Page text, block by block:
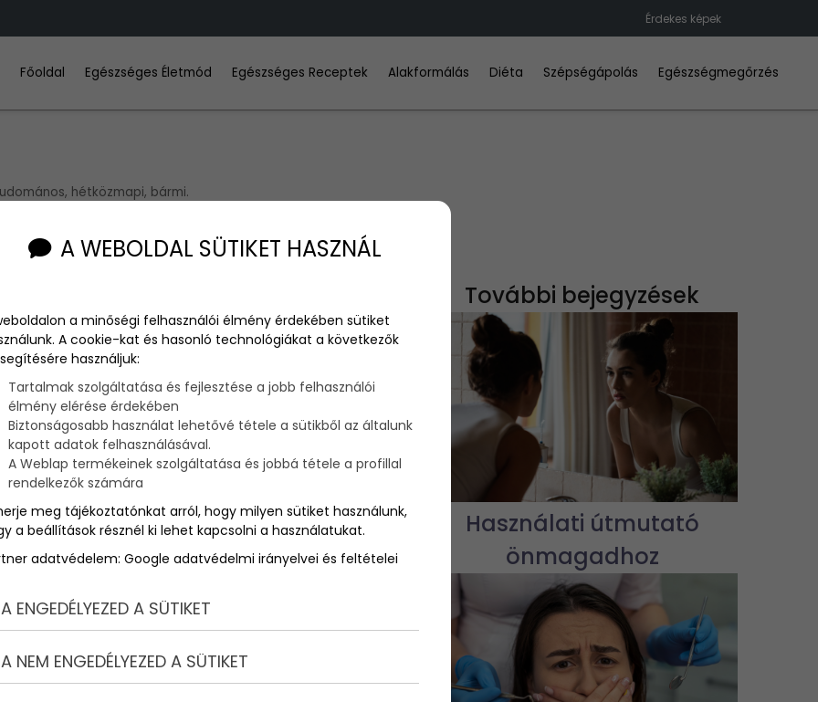
Érdekes képek
Főoldal Egészséges Életmód Egészséges Receptek Alakformálás Diéta Szépségápolás Egészségmegőrzés
hétközmapi, bármi.
További bejegyzések
Használati útmutató
önmagadhoz
A WEBOLDAL SÜTIKET HASZNÁL
a minőségi felhasználói élmény érdekében sütiket
A cookie-kat és hasonló technológiákat a következők
használjuk:
Tartalmak szolgáltatása és fejlesztése a jobb felhasználói
élmény elérése érdekében
Biztonságosabb használat lehetővé tétele a sütikből az általunk
kapott adatok felhasználásával.
A Weblap termékeinek szolgáltatása és jobbá tétele a profillal
rendelkezők számára
meg tájékoztatónkat arról, hogy milyen sütiket használunk,
a beállítások résznél ki lehet kapcsolni a használatukat.
adatvédelem: Google adatvédelmi irányelvei és feltételei
ENGEDÉLYEZED A SÜTIKET
NEM ENGEDÉLYEZED A SÜTIKET